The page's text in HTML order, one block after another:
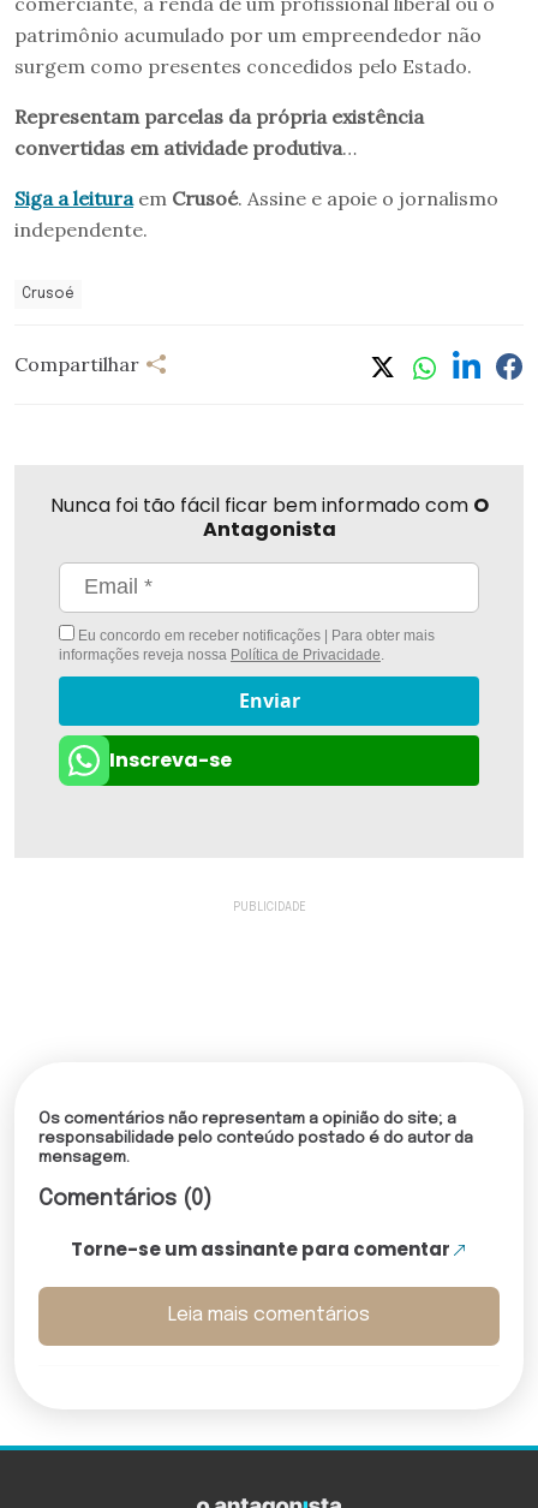
patrimônio acumulado por um empreendedor não
surgem como presentes concedidos pelo Estado.
Representam parcelas da própria existência
convertidas em atividade produtiva…
Siga a leituraem Crusoé. Assine e apoie o jornalismo
independente.
Crusoé
Compartilhar
Nunca foi tão fácil ficar bem informado com O
Antagonista
Eu concordo em receber notificações | Para obter mais
informações reveja nossa Política de Privacidade.
Enviar
Inscreva-se
Os comentários não representam a opinião do site; a
responsabilidade pelo conteúdo postado é do autor da
mensagem.
Comentários (0)
Torne-se um assinante para comentar
Leia mais comentários